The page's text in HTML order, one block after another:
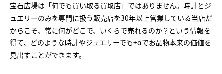
宝石広場は「何でも買い取る買取店」ではありません。時計とジ
ュエリーのみを専門に扱う販売店を30年以上営業している当店だ
からこそ、常に何がどこで、いくらで売れるのか？という情報を
得て、どのような時計やジュエリーでも+αでお品物本来の価値を
見出すことができます。